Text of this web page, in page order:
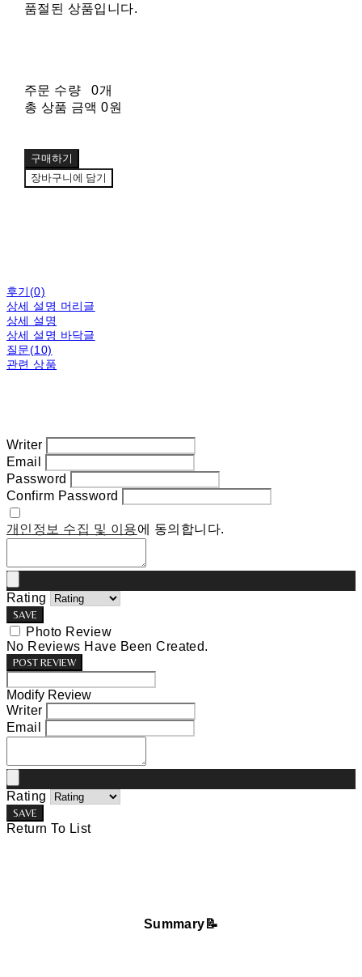
품절된 상품입니다.
주문 수량
0개
총 상품 금액 0원
구매하기
장바구니에 담기
후기(0)
상세 설명 머리글
상세 설명
상세 설명 바닥글
질문(10)
관련 상품
Writer
Email
Password
Confirm Password
개인정보 수집 및 이용에 동의합니다.
Rating
SAVE
Photo Review
No Reviews Have Been Created.
POST REVIEW
Modify Review
Writer
Email
Rating
SAVE
Return To List
Summary📝